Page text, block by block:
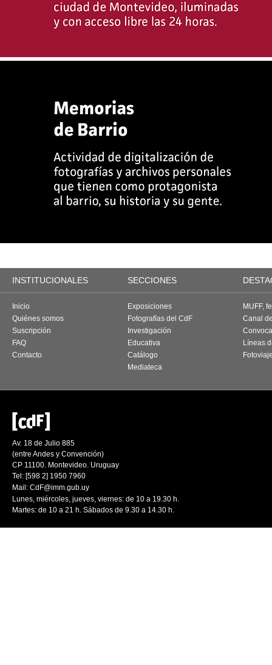
INSTITUCIONALES SECCIONES
Inicio
Quiénes somos
Suscripción
FAQ
Contacto
Exposiciones
Fotografías del CdF
Investigación
Educativa
Catálogo
Mediateca
MUFF,
Canal
Líneas
Av. 18 de Julio 885
(entre Andes y Convención)
CP 11100. Montevideo. Uruguay
Tel: [598 2] 1950 7960
Mail: CdF@imm.gub.uy
Lunes, miércoles, jueves, viernes: de 10 a 19.30 h.
Martes: de 10 a 21 h. Sábados de 9.30 a 14.30 h.